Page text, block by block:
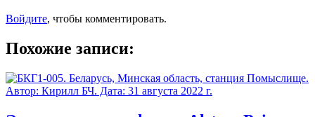
Войдите, чтобы комментировать.
Похожие записи: